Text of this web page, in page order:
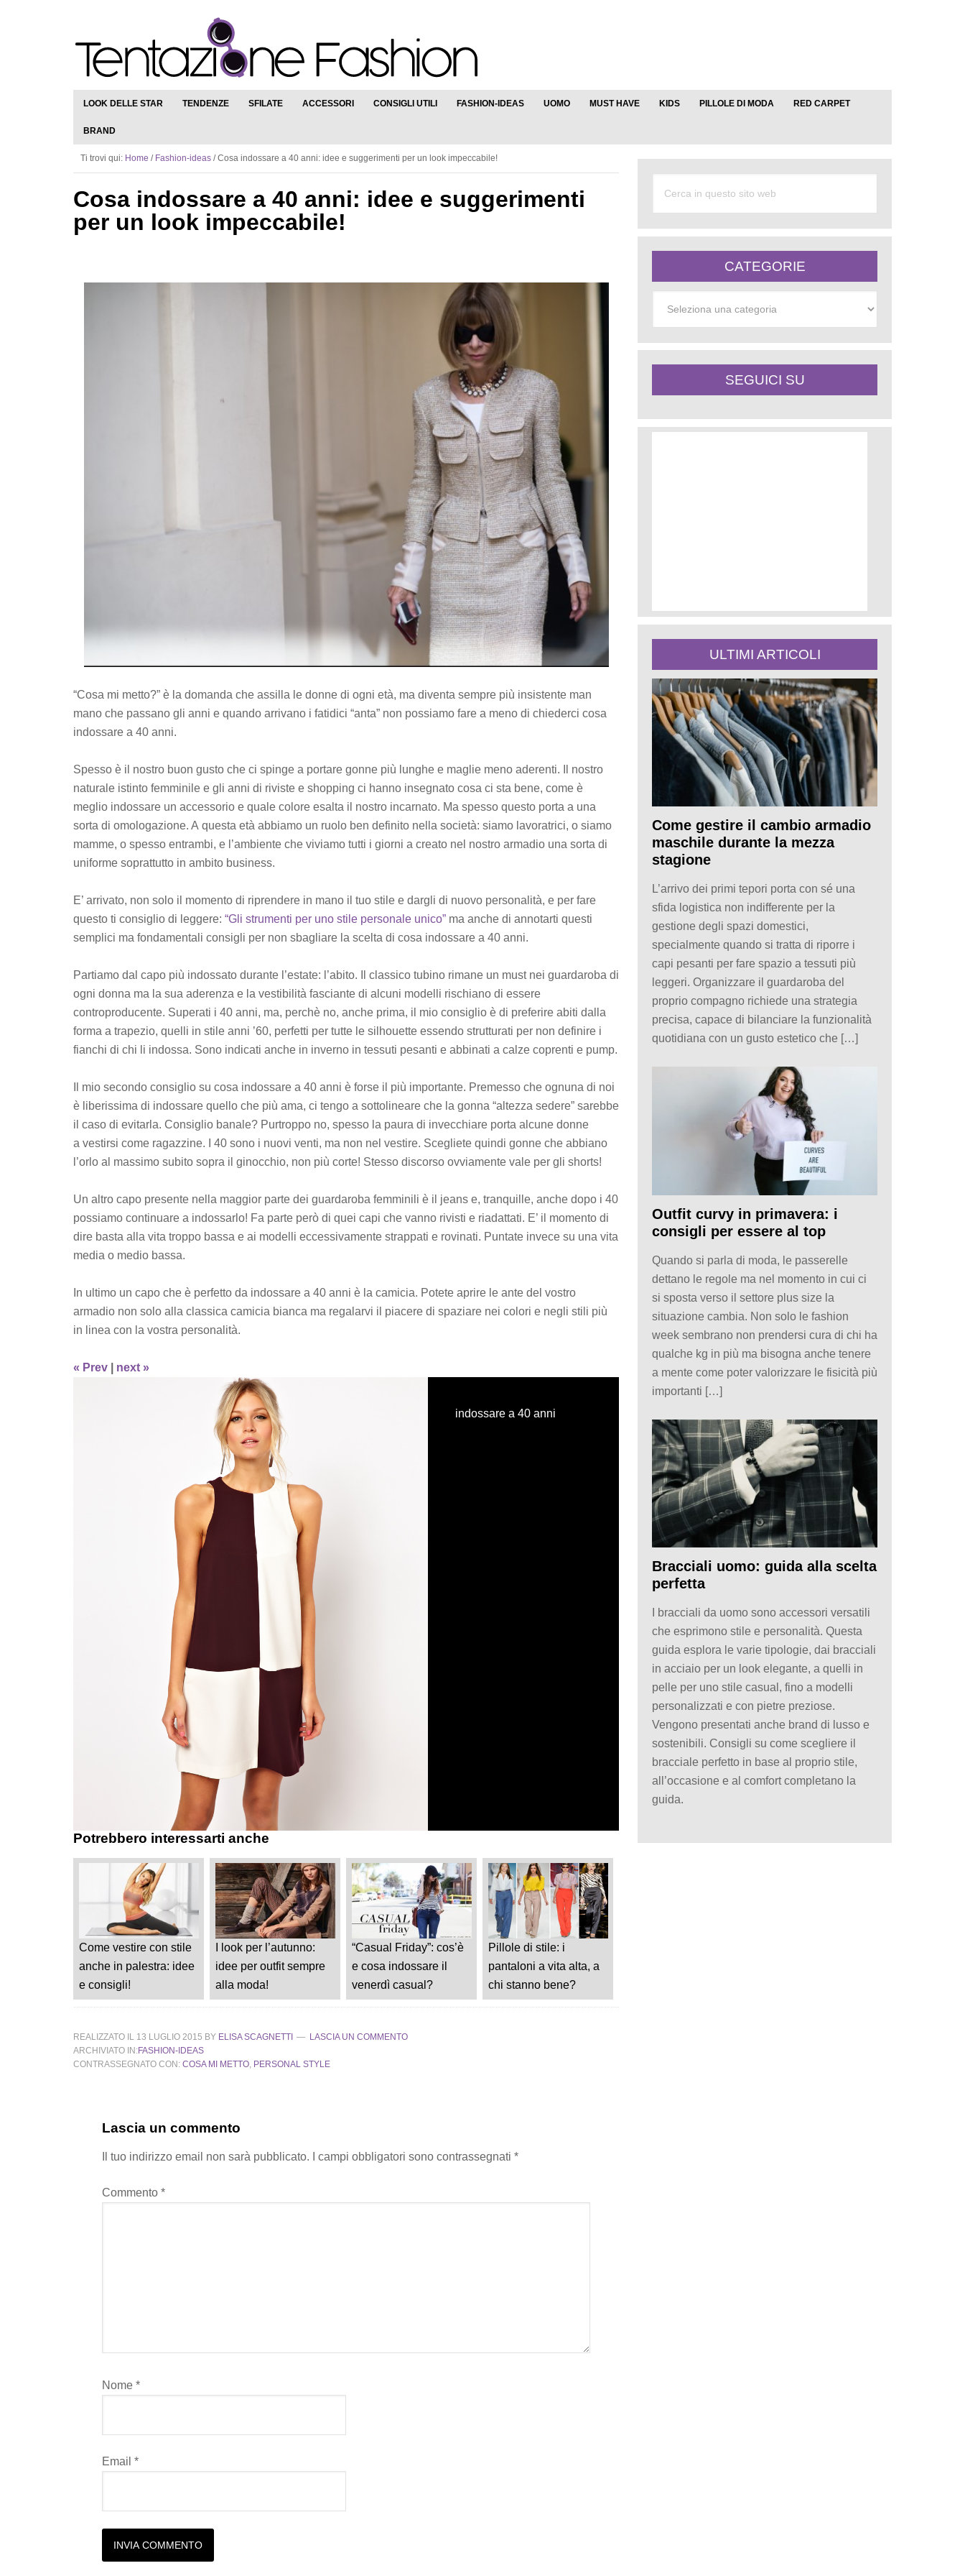
LOOK DELLE STAR TENDENZE SFILATE ACCESSORI CONSIGLI UTILI FASHION-IDEAS UOMO MUST HAVE KIDS PILLOLE DI MODA RED CARPET
BRAND
Ti trovi qui: Home / Fashion-ideas /Cosa indossare a 40 anni: idee e suggerimenti per un look impeccabile!
Cosa indossare a 40 anni: idee e suggerimenti
per un look impeccabile!
“Cosa mi metto?” è la domanda che assilla le donne di ogni età, ma diventa sempre più insistente man
mano che passano gli anni e quando arrivano i fatidici “anta” non possiamo fare a meno di chiederci cosa
indossare a 40 anni.
Spesso è il nostro buon gusto che ci spinge a portare gonne più lunghe e maglie meno aderenti. Il nostro
naturale istinto femminile e gli anni di riviste e shopping ci hanno insegnato cosa ci sta bene, come è
meglio indossare un accessorio e quale colore esalta il nostro incarnato. Ma spesso questo porta a una
sorta di omologazione. A questa età abbiamo un ruolo ben definito nella società: siamo lavoratrici, o siamo
mamme, o spesso entrambi, e l’ambiente che viviamo tutti i giorni a creato nel nostro armadio una sorta di
uniforme soprattutto in ambito business.
E’ arrivato, non solo il momento di riprendere in mano il tuo stile e dargli di nuovo personalità, e per fare
questo ti consiglio di leggere: “Gli strumenti per uno stile personale unico” ma anche di annotarti questi
semplici ma fondamentali consigli per non sbagliare la scelta di cosa indossare a 40 anni.
Partiamo dal capo più indossato durante l’estate: l’abito. Il classico tubino rimane un must nei guardaroba di
ogni donna ma la sua aderenza e la vestibilità fasciante di alcuni modelli rischiano di essere
controproducente. Superati i 40 anni, ma, perchè no, anche prima, il mio consiglio è di preferire abiti dalla
forma a trapezio, quelli in stile anni ’60, perfetti per tutte le silhouette essendo strutturati per non definire i
fianchi di chi li indossa. Sono indicati anche in inverno in tessuti pesanti e abbinati a calze coprenti e pump.
Il mio secondo consiglio su cosa indossare a 40 anni è forse il più importante. Premesso che ognuna di noi
è liberissima di indossare quello che più ama, ci tengo a sottolineare che la gonna “altezza sedere” sarebbe
il caso di evitarla. Consiglio banale? Purtroppo no, spesso la paura di invecchiare porta alcune donne
a vestirsi come ragazzine. I 40 sono i nuovi venti, ma non nel vestire. Scegliete quindi gonne che abbiano
l’orlo al massimo subito sopra il ginocchio, non più corte! Stesso discorso ovviamente vale per gli shorts!
Un altro capo presente nella maggior parte dei guardaroba femminili è il jeans e, tranquille, anche dopo i 40
possiamo continuare a indossarlo! Fa parte però di quei capi che vanno rivisti e riadattati. E’ il momento di
dire basta alla vita troppo bassa e ai modelli eccessivamente strappati e rovinati. Puntate invece su una vita
media o medio bassa.
In ultimo un capo che è perfetto da indossare a 40 anni è la camicia. Potete aprire le ante del vostro
armadio non solo alla classica camicia bianca ma regalarvi il piacere di spaziare nei colori e negli stili più
in linea con la vostra personalità.
« Prev next »
indossare a 40 anni
indossare a 40 anni
indossare a 40 anni
indossare a 40 anni
indossare a 40 anni
indossare a 40 anni
indossare a 40 anni
indossare a 40 anni
Potrebbero interessarti anche
Come vestire con stile
anche in palestra: idee
e consigli!
I look per l’autunno:
idee per outfit sempre
alla moda!
“Casual Friday”: cos’è
e cosa indossare il
venerdì casual?
Pillole di stile: i
pantaloni a vita alta, a
chi stanno bene?
REALIZZATO IL 13 LUGLIO 2015 BY ELISA SCAGNETTI
LASCIA UN COMMENTO
ARCHIVIATO IN:FASHION-IDEAS
CONTRASSEGNATO CON: COSA MI METTO, PERSONAL STYLE
Lascia un commento
Il tuo indirizzo email non sarà pubblicato. I campi obbligatori sono contrassegnati *
Commento *
Nome *
Email *
CATEGORIE
SEGUICI SU
ULTIMI ARTICOLI
Come gestire il cambio armadio
maschile durante la mezza
stagione
L’arrivo dei primi tepori porta con sé una
sfida logistica non indifferente per la
gestione degli spazi domestici,
specialmente quando si tratta di riporre i
capi pesanti per fare spazio a tessuti più
leggeri. Organizzare il guardaroba del
proprio compagno richiede una strategia
precisa, capace di bilanciare la funzionalità
quotidiana con un gusto estetico che […]
Outfit curvy in primavera: i
consigli per essere al top
Quando si parla di moda, le passerelle
dettano le regole ma nel momento in cui ci
si sposta verso il settore plus size la
situazione cambia. Non solo le fashion
week sembrano non prendersi cura di chi ha
qualche kg in più ma bisogna anche tenere
a mente come poter valorizzare le fisicità più
importanti […]
Bracciali uomo: guida alla scelta
perfetta
I bracciali da uomo sono accessori versatili
che esprimono stile e personalità. Questa
guida esplora le varie tipologie, dai bracciali
in acciaio per un look elegante, a quelli in
pelle per uno stile casual, fino a modelli
personalizzati e con pietre preziose.
Vengono presentati anche brand di lusso e
sostenibili. Consigli su come scegliere il
bracciale perfetto in base al proprio stile,
all’occasione e al comfort completano la
guida.